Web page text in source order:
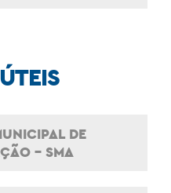
DE
– SMA